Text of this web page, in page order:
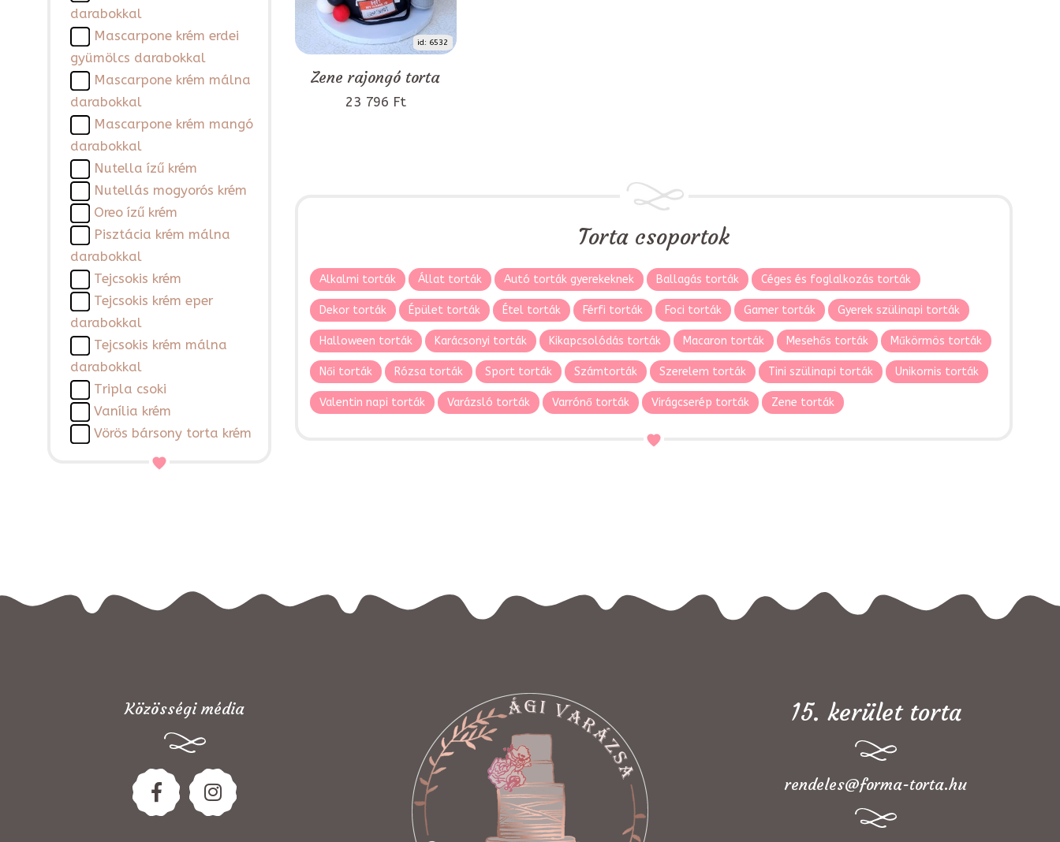
darabokkal
Mascarpone krém erdei
gyümölcs darabokkal
Mascarpone krém málna
darabokkal
Mascarpone krém mangó
darabokkal
Nutella ízű krém
Nutellás mogyorós krém
Oreo ízű krém
Pisztácia krém málna
darabokkal
Tejcsokis krém
Tejcsokis krém eper
darabokkal
Tejcsokis krém málna
darabokkal
Tripla csoki
Vanília krém
Vörös bársony torta krém
id: 6532
Zene rajongó torta
23 796 Ft
Torta csoportok
Alkalmi torták Állat torták Autó torták gyerekeknek Ballagás torták Céges és foglalkozás torták
Dekor torták Épület torták Étel torták Férfi torták Foci torták Gamer torták Gyerek szülinapi torták
Halloween torták Karácsonyi torták Kikapcsolódás torták Macaron torták Mesehős torták Műkörmös torták
Női torták Rózsa torták Sport torták Számtorták Szerelem torták Tini szülinapi torták Unikornis torták
Valentin napi torták Varázsló torták Varrónő torták Virágcserép torták Zene torták
Közösségi média 15. kerület torta
rendeles@forma-torta.hu